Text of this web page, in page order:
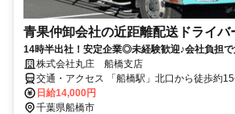
青果仲卸会社の近距離配送ドライバ
14時半出社！安定企業◎未経験歓迎♪会社負担
株式会社丸庄 船橋支店
交通・アクセス 「船橋駅」北口から徒歩約15
字路を入ってから車で2分。
日給14,000円
千葉県船橋市